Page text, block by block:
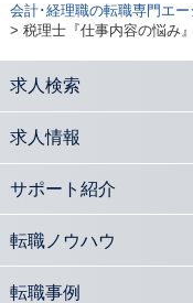
会計･経理職の転職専門エー
> 税理士『仕事内容の悩み
求人検索
求人情報
サポート紹介
転職ノウハウ
転職事例